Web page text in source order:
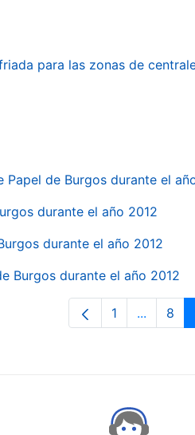
para las zonas de
de Burgos durante el
durante el año 2012
durante el año 2012
Burgos durante el año 2012
Página
1 ...Páginas
8